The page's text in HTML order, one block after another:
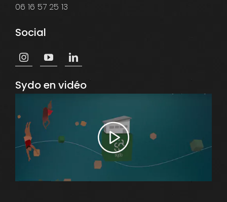
06 16 57 25 13
Social
Sydo en vidéo